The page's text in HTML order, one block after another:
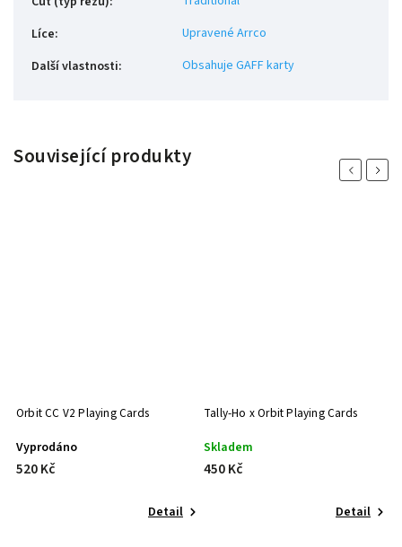
Líce:
Upravené Arrco
Další vlastnosti: Obsahuje GAFF karty
Související produkty
Previous
Orbit CC V2 Playing Cards
Vyprodáno
520 Kč
Detail
Tally-Ho x Orbit Playing Cards
Skladem
450 Kč
Detail
Next